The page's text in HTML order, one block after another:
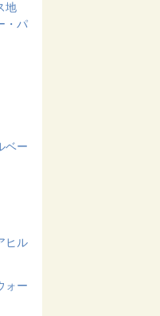
地
・パ
ベー
ヒル
ォー